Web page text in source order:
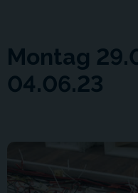
Montag
04.06.23